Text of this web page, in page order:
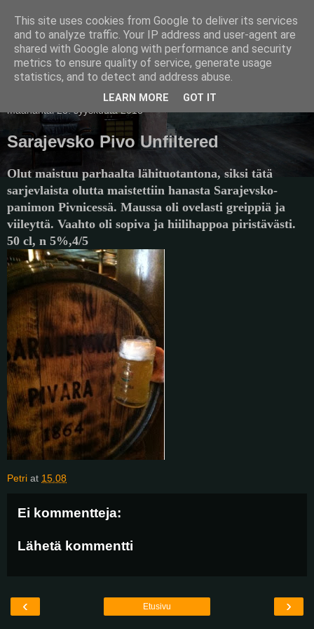
Pullollinen
maanantai 23. syyskuuta 2013
Sarajevsko Pivo Unfiltered
Olut maistuu parhaalta lähituotantona, siksi tätä
sarjevlaista olutta maistettiin hanasta Sarajevsko-
panimon Pivnicessä. Maussa oli ovelasti greippiä ja
viileyttä. Vaahto oli sopiva ja hiilihappoa piristävästi.
50 cl, n 5%,4/5
Petri at 15.08
Ei kommentteja:
Lähetä kommentti
‹ ›
Etusivu
This site uses cookies from Google to deliver its services
and to analyze traffic. Your IP address and user-agent are
shared with Google along with performance and security
metrics to ensure quality of service, generate usage
statistics, and to detect and address abuse.
LEARN MORE GOT IT